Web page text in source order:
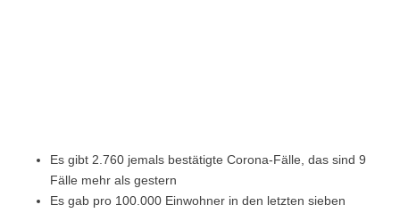
Es gibt 2.760 jemals bestätigte Corona-Fälle, das sind 9
Fälle mehr als gestern
Es gab pro 100.000 Einwohner in den letzten sieben